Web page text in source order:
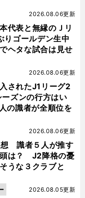
代表と無縁のＪリ
りゴールデン生中
ヘタな試合は見せ
2026.08.06更新
されたJ1リーグ2
ズンの行方はい
の識者が全順位を
2026.08.06更新
識者５人が推す
は？ J2降格の憂
うな３クラブと
2026.08.06更新
2026.08.05更新